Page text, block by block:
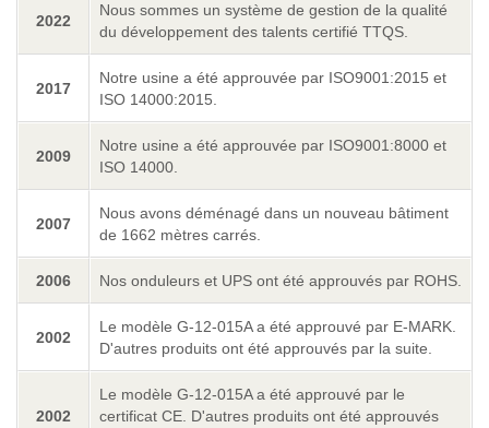
2022
Nous sommes un système de gestion de la qualité
du développement des talents certifié TTQS.
2017
Notre usine a été approuvée par ISO9001:2015 et
ISO 14000:2015.
2009
Notre usine a été approuvée par ISO9001:8000 et
ISO 14000.
2007
Nous avons déménagé dans un nouveau bâtiment
de 1662 mètres carrés.
2006 Nos onduleurs et UPS ont été approuvés par ROHS.
2002
Le modèle G-12-015A a été approuvé par E-MARK.
D'autres produits ont été approuvés par la suite.
2002
Le modèle G-12-015A a été approuvé par le
certificat CE. D'autres produits ont été approuvés